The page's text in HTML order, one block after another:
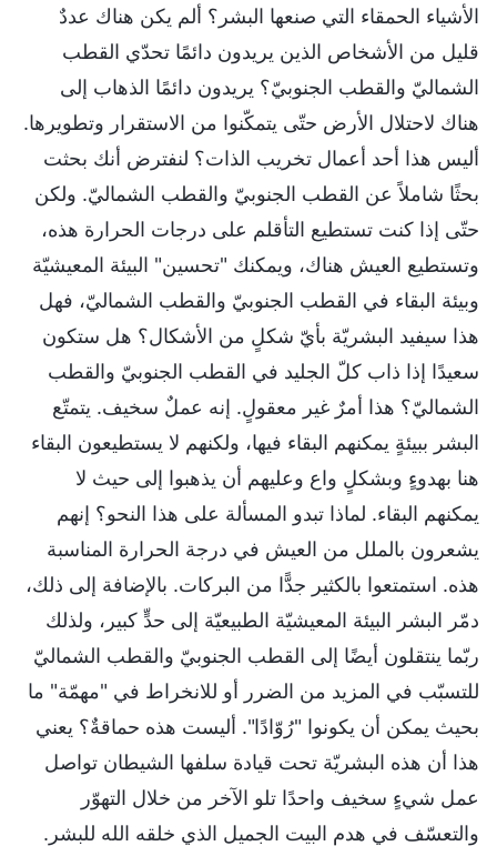
الأشياء الحمقاء التي صنعها البشر؟ ألم يكن هناك عددٌ
قليل من الأشخاص الذين يريدون دائمًا تحدّي القطب
الشماليّ والقطب الجنوبيّ؟ يريدون دائمًا الذهاب إلى
هناك لاحتلال الأرض حتّى يتمكّنوا من الاستقرار وتطويرها.
أليس هذا أحد أعمال تخريب الذات؟ لنفترض أنك بحثت
بحثًا شاملاً عن القطب الجنوبيّ والقطب الشماليّ. ولكن
حتّى إذا كنت تستطيع التأقلم على درجات الحرارة هذه،
وتستطيع العيش هناك، ويمكنك "تحسين" البيئة المعيشيّة
وبيئة البقاء في القطب الجنوبيّ والقطب الشماليّ، فهل
هذا سيفيد البشريّة بأيّ شكلٍ من الأشكال؟ هل ستكون
سعيدًا إذا ذاب كلّ الجليد في القطب الجنوبيّ والقطب
الشماليّ؟ هذا أمرٌ غير معقولٍ. إنه عملٌ سخيف. يتمتّع
البشر ببيئةٍ يمكنهم البقاء فيها، ولكنهم لا يستطيعون البقاء
هنا بهدوءٍ وبشكلٍ واع وعليهم أن يذهبوا إلى حيث لا
يمكنهم البقاء. لماذا تبدو المسألة على هذا النحو؟ إنهم
يشعرون بالملل من العيش في درجة الحرارة المناسبة
هذه. استمتعوا بالكثير جدًّا من البركات. بالإضافة إلى ذلك،
دمّر البشر البيئة المعيشيّة الطبيعيّة إلى حدٍّ كبير، ولذلك
ربّما ينتقلون أيضًا إلى القطب الجنوبيّ والقطب الشماليّ
للتسبّب في المزيد من الضرر أو للانخراط في "مهمّة" ما
بحيث يمكن أن يكونوا "رُوّادًا". أليست هذه حماقةٌ؟ يعني
هذا أن هذه البشريّة تحت قيادة سلفها الشيطان تواصل
عمل شيءٍ سخيف واحدًا تلو الآخر من خلال التهوّر
والتعسّف في هدم البيت الجميل الذي خلقه الله للبشر.